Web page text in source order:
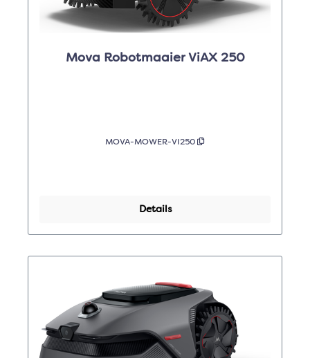
Mova Robotmaaier ViAX 250
MOVA-MOWER-VI250
Details